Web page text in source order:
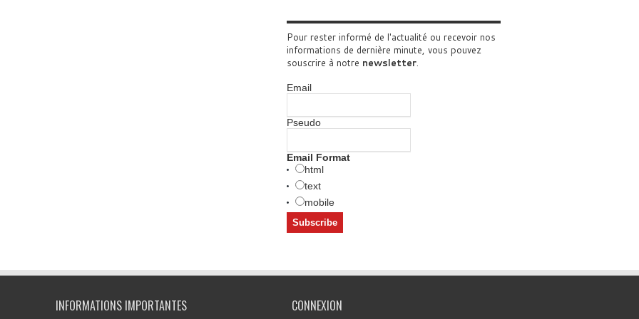
Pour rester informé de l'actualité ou recevoir nos
informations de dernière minute, vous pouvez
souscrire à notre newsletter.
Email
Pseudo
Email Format
html
text
mobile
INFORMATIONS IMPORTANTES CONNEXION